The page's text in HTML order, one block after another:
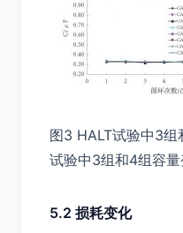
图3 HALT试验中3
试验中3组和4组容
5.2 损耗变化